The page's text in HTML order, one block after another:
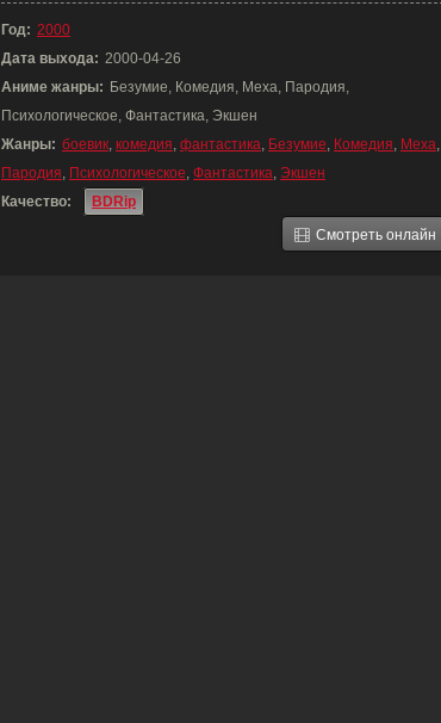
Год: 2000
Дата выхода: 2000-04-26
Аниме жанры: Безумие, Комедия, Меха, Пародия,
Психологическое, Фантастика, Экшен
Жанры: боевик, комедия, фантастика, Безумие, Комедия, Меха,
Пародия, Психологическое, Фантастика, Экшен
Качество:
BDRip
Смотреть онлайн